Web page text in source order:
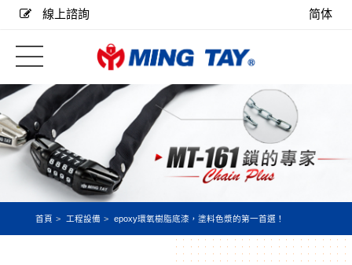
線上諮詢 简体
首頁 工程設備 epoxy環氧樹脂底漆，塗料色漿的第一首選！